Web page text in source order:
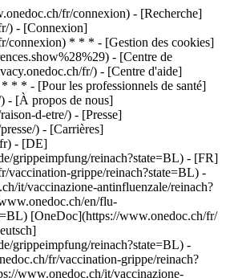
fr/connexion) - [Recherche]
) - [Connexion]
connexion) * * * - [Gestion des cookies]
- [Centre de
fr/) - [Centre d'aide]
* * - [Pour les professionnels de santé]
- [À propos de nous]
d-etre/) - [Presse]
) - [Carrières]
- [DE]
grippeimpfung/reinach?state=BL) - [FR]
vaccination-grippe/reinach?state=BL) -
it/vaccinazione-antinfluenzale/reinach?
en/flu-
[OneDoc](https://www.onedoc.ch/fr/
grippeimpfung/reinach?state=BL) -
fr/vaccination-grippe/reinach?
www.onedoc.ch/it/vaccinazione-